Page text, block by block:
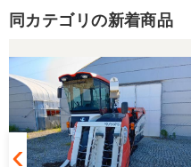
同カテゴリの新着商品